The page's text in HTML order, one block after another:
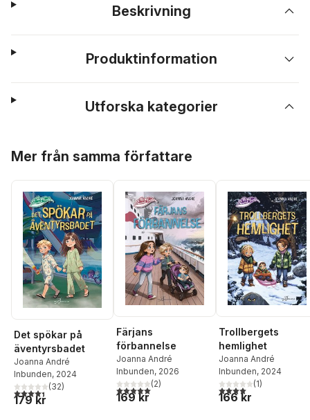
Beskrivning
Produktinformation
Utforska kategorier
Mer från samma författare
Det spökar på
äventyrsbadet
Joanna André
Inbunden, 2024
4,4utav 5 stjärnor. Totalt antal röster:
(32)
179 kr
Färjans
förbannelse
Joanna André
Inbunden, 2026
5,0utav 5 stjärnor. Totalt antal röster:
(2)
169 kr
Trollbergets
hemlighet
Joanna André
Inbunden, 2024
4,0utav 5 stjärnor.
(1)
166 kr